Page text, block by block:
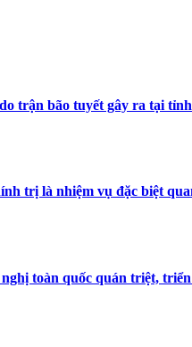
trận bão tuyết gây ra tại
trị là nhiệm vụ đặc biệt
toàn quốc quán triệt,